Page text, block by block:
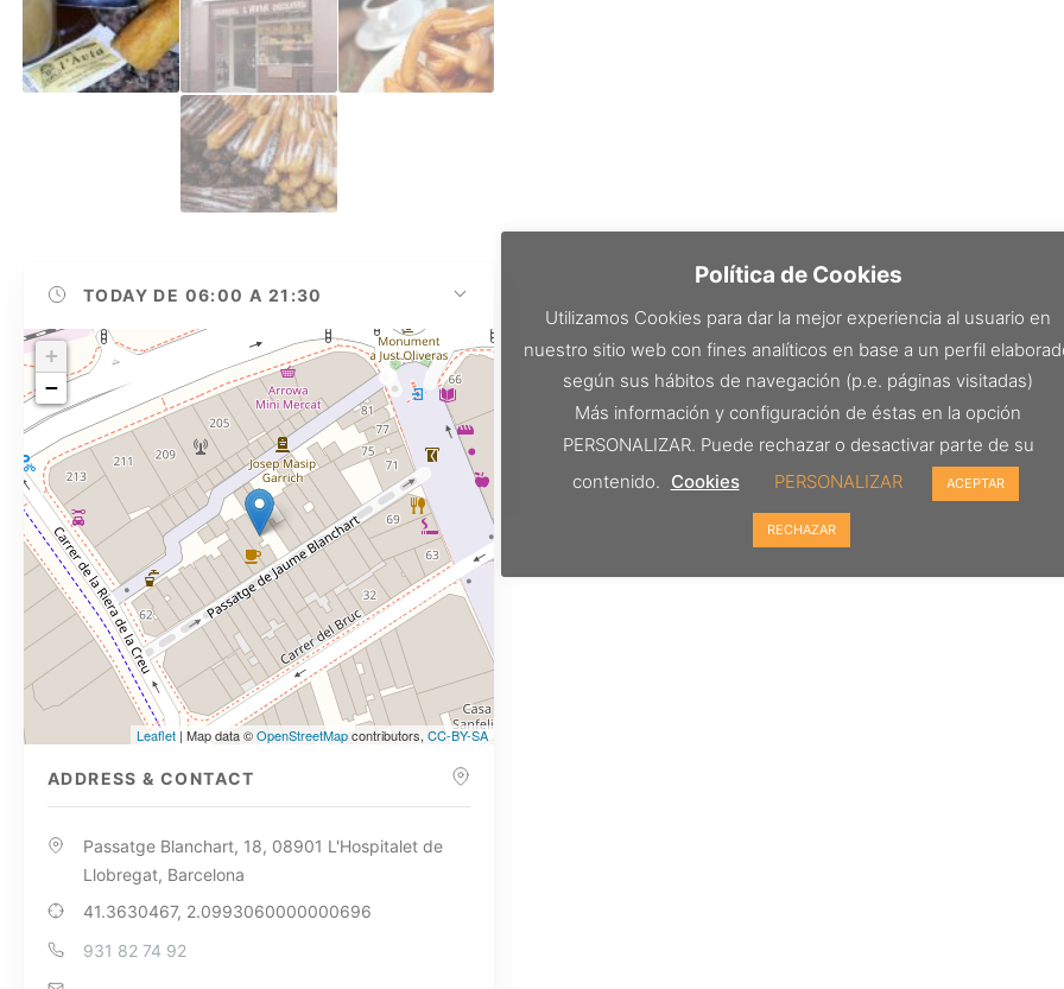
TODAY DE 06:00 A 21:30
+
−
Leaflet | Map data ©OpenStreetMapcontributors,CC-BY-SA
ADDRESS & CONTACT
Passatge Blanchart, 18, 08901 L'Hospitalet de
Llobregat, Barcelona
41.3630467, 2.0993060000000696
931 82 74 92
Política de Cookies
Utilizamos Cookies para dar la mejor experiencia al usuario en
nuestro sitio web con fines analíticos en base a un perfil
según sus hábitos de navegación (p.e. páginas visitadas)
Más información y configuración de éstas en la opción
PERSONALIZAR. Puede rechazar o desactivar parte de su
contenido. Cookies PERSONALIZAR ACEPTAR
RECHAZAR